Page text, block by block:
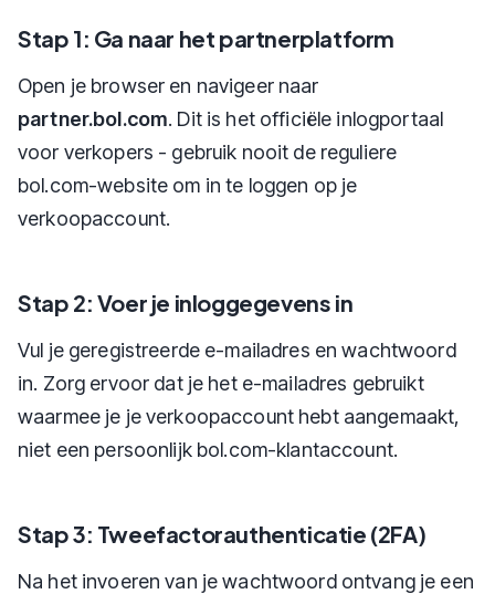
Stap 1: Ga naar het partnerplatform
Open je browser en navigeer naar
partner.bol.com. Dit is het officiële inlogportaal
voor verkopers - gebruik nooit de reguliere
bol.com-website om in te loggen op je
verkoopaccount.
Stap 2: Voer je inloggegevens in
Vul je geregistreerde e-mailadres en wachtwoord
in. Zorg ervoor dat je het e-mailadres gebruikt
waarmee je je verkoopaccount hebt aangemaakt,
niet een persoonlijk bol.com-klantaccount.
Stap 3: Tweefactorauthenticatie (2FA)
Na het invoeren van je wachtwoord ontvang je een